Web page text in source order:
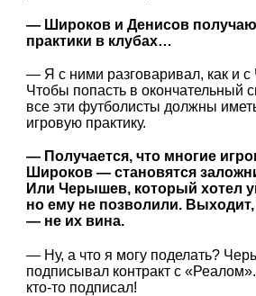
— Широков и Денисов
практики в клубах…
— Я с ними разговаривал, как и
Чтобы попасть в окончательный
все эти футболисты должны
игровую практику.
— Получается, что многие
Широков — становятся
Или Черышев, который хотел
но ему не позволили.
— не их вина.
— Ну, а что я могу поделать?
подписывал контракт с
кто-то подписал!